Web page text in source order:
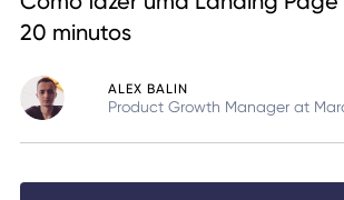
20 minutos
ALEX BALIN
Product Growth Manager at